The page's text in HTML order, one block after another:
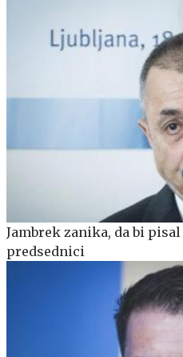
Jambrek zanika, da bi
predsednici